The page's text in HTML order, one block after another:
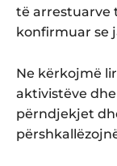
të arrestuarve
konfirmuar se
Ne kërkojmë
aktivistëve
përndjekjet